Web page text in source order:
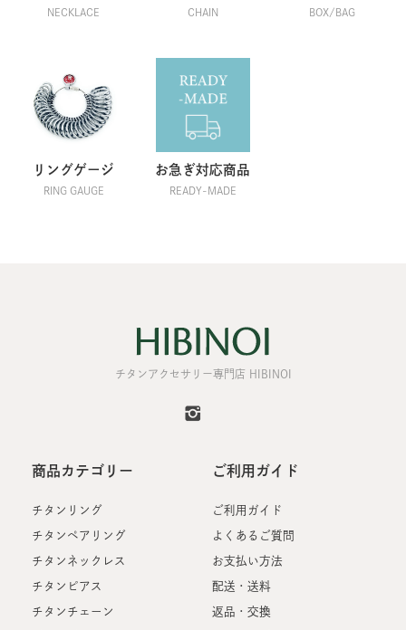
NECKLACE CHAIN BOX/BAG
リングゲージ
RING GAUGE
お急ぎ対応商品
READY-MADE
チタンアクセサリー専門店 HIBINOI
商品カテゴリー
チタンリング
チタンペアリング
チタンネックレス
チタンピアス
チタンチェーン
ご利用ガイド
ご利用ガイド
よくあるご質問
お支払い方法
配送・送料
返品・交換